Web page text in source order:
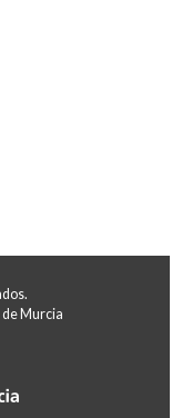
Murcia